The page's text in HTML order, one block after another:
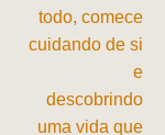
todo, comece
cuidando de si
e
descobrindo
uma vida que